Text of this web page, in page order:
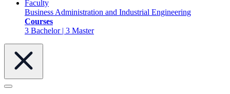
Faculty
Business Administration and Industrial Engineering
Courses
3 Bachelor | 3 Master